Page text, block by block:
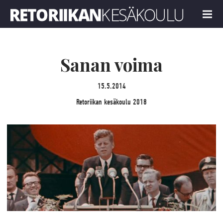
MENU
Sanan voima
15.5.2014
Retoriikan kesäkoulu 2018